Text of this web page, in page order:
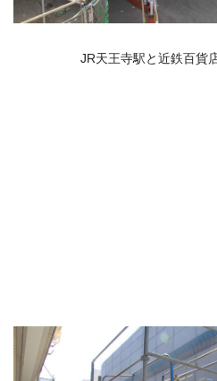
JR天王寺駅と近鉄百貨